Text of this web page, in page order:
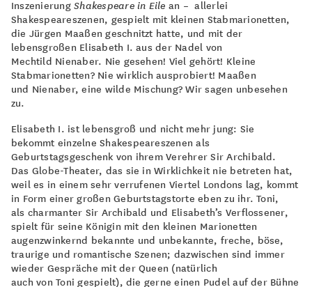
InszenierungShakespeare in Eile an – allerlei
Shakespeareszenen, gespielt mit kleinen Stabmarionetten,
die Jürgen Maaßen geschnitzt hatte, und mit der
lebensgroßen Elisabeth I. aus der Nadel von
Mechtild Nienaber. Nie gesehen! Viel gehört! Kleine
Stabmarionetten? Nie wirklich ausprobiert! Maaßen
und Nienaber, eine wilde Mischung? Wir sagen unbesehen
zu.
Elisabeth I. ist lebensgroß und nicht mehr jung: Sie
bekommt einzelne Shakespeareszenen als
Geburtstagsgeschenk von ihrem Verehrer Sir Archibald.
Das Globe-Theater, das sie in Wirklichkeit nie betreten hat,
weil es in einem sehr verrufenen Viertel Londons lag, kommt
in Form einer großen Geburtstagstorte eben zu ihr. Toni,
als charmanter Sir Archibald und Elisabeth’s Verflossener,
spielt für seine Königin mit den kleinen Marionetten
augenzwinkernd bekannte und unbekannte, freche, böse,
traurige und romantische Szenen; dazwischen sind immer
wieder Gespräche mit der Queen (natürlich
auch von Toni gespielt), die gerne einen Pudel auf der Bühne